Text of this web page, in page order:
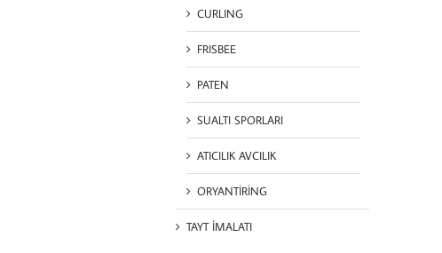
CURLING
FRISBEE
PATEN
SUALTI SPORLARI
ATICILIK AVCILIK
ORYANTİRİNG
TAYT İMALATI